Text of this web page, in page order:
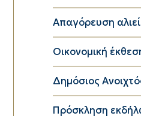
Απαγόρευση
Οικονομική
Δημόσιος
Πρόσκληση